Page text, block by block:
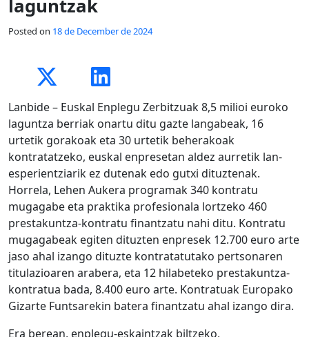
laguntzak
Posted on 18 de December de 2024
Lanbide – Euskal Enplegu Zerbitzuak 8,5 milioi euroko
laguntza berriak onartu ditu gazte langabeak, 16
urtetik gorakoak eta 30 urtetik beherakoak
kontratatzeko, euskal enpresetan aldez aurretik lan-
esperientziarik ez dutenak edo gutxi dituztenak.
Horrela, Lehen Aukera programak 340 kontratu
mugagabe eta praktika profesionala lortzeko 460
prestakuntza-kontratu finantzatu nahi ditu. Kontratu
mugagabeak egiten dituzten enpresek 12.700 euro arte
jaso ahal izango dituzte kontratatutako pertsonaren
titulazioaren arabera, eta 12 hilabeteko prestakuntza-
kontratua bada, 8.400 euro arte. Kontratuak Europako
Gizarte Funtsarekin batera finantzatu ahal izango dira.
Era berean, enplegu-eskaintzak biltzeko,